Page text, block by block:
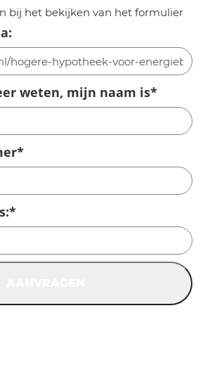
bij het bekijken van het formulier
weten, mijn naam is*
*
*